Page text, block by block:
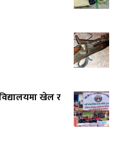
खेल र